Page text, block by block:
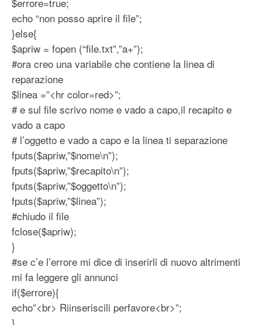
echo “non posso aprire il file”;
}else{
$apriw = fopen (“file.txt”,”a+”);
#ora creo una variabile che contiene la linea di
reparazione
$linea =”<hr color=red>”;
# e sul file scrivo nome e vado a capo,il recapito e
vado a capo
# l’oggetto e vado a capo e la linea ti separazione
fputs($apriw,”$nome\n”);
fputs($apriw,”$recapito\n”);
fputs($apriw,”$oggetto\n”);
fputs($apriw,”$linea”);
#chiudo il file
fclose($apriw);
}
#se c’e l’errore mi dice di inserirli di nuovo altrimenti
mi fa leggere gli annunci
if($errore){
echo”<br> Riinseriscili perfavore<br>”;